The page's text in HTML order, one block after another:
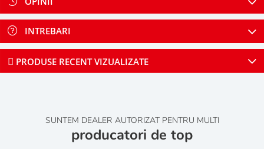
INTREBARI
PRODUSE RECENT VIZUALIZATE
SUNTEM DEALER AUTORIZAT PENTRU MULTI
producatori de top